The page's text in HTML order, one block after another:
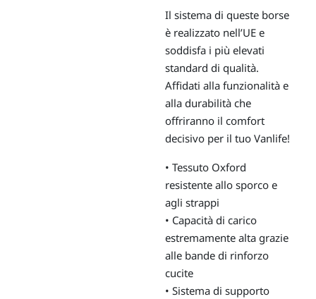
Il sistema di queste borse
è realizzato nell’UE e
soddisfa i più elevati
standard di qualità.
Affidati alla funzionalità e
alla durabilità che
offriranno il comfort
decisivo per il tuo Vanlife!
• Tessuto Oxford
resistente allo sporco e
agli strappi
• Capacità di carico
estremamente alta grazie
alle bande di rinforzo
cucite
• Sistema di supporto